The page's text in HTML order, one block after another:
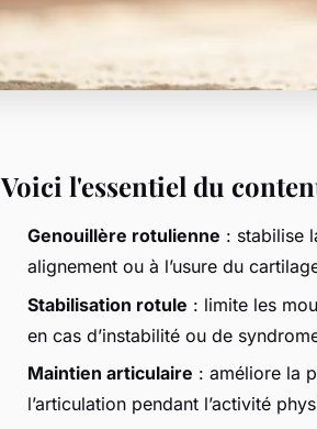
Voici l'essentiel du
Genouillère rotulienne : stabilise
alignement ou à l’usure du
Stabilisation rotule : limite les
en cas d’instabilité ou de
Maintien articulaire : améliore la
l’articulation pendant l’activité